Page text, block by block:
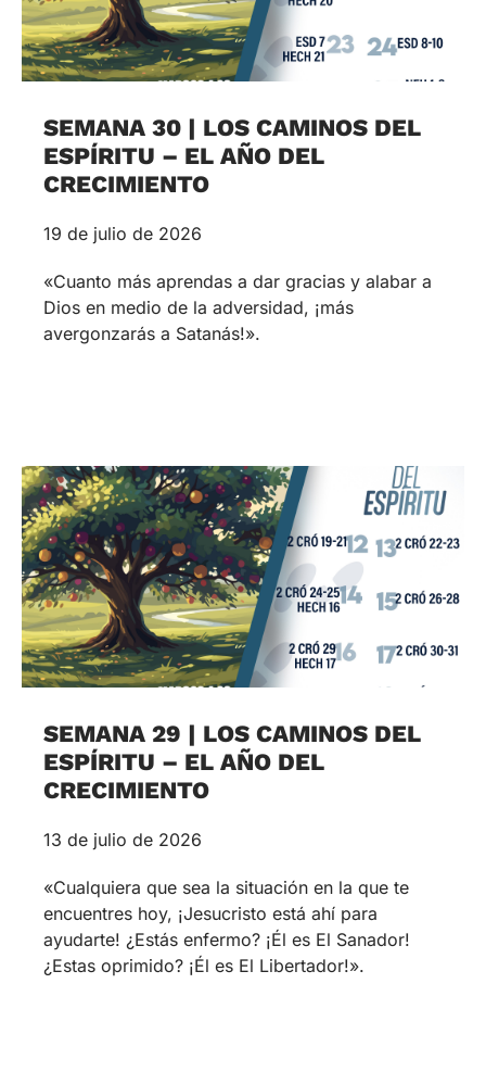
SEMANA 30 | LOS CAMINOS DEL
ESPÍRITU – EL AÑO DEL
CRECIMIENTO
19 de julio de 2026
«Cuanto más aprendas a dar gracias y alabar a
Dios en medio de la adversidad, ¡más
avergonzarás a Satanás!».
SEMANA 29 | LOS CAMINOS DEL
ESPÍRITU – EL AÑO DEL
CRECIMIENTO
13 de julio de 2026
«Cualquiera que sea la situación en la que te
encuentres hoy, ¡Jesucristo está ahí para
ayudarte! ¿Estás enfermo? ¡Él es El Sanador!
¿Estas oprimido? ¡Él es El Libertador!».